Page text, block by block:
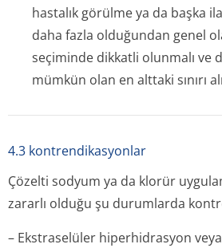
hastalık görülme ya da başka
daha fazla olduğundan genel
seçiminde dikkatli olunmalı ve
mümkün olan en alttaki sınırı
4.3 kontrendikasyonlar
Çözelti sodyum ya da klorür
zararlı olduğu şu durumlarda
– Ekstraselüler hiperhidrasyon